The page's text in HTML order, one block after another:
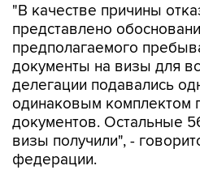
"В качестве причины
представлено
предполагаемого
документы на визы для
делегации подавались
одинаковым
документов. Остальные
визы получили", -
федерации.